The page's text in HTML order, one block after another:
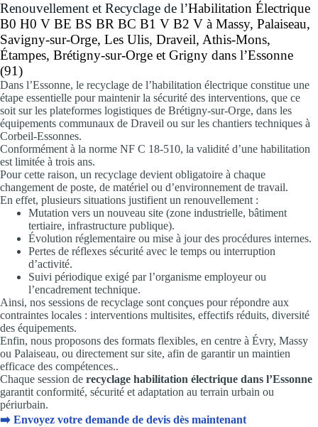
Renouvellement et Recyclage de l’Habilitation Électrique
B0 H0 V BE BS BR BC B1 V B2 V à Massy, Palaiseau,
Savigny-sur-Orge, Les Ulis, Draveil, Athis-Mons,
Étampes, Brétigny-sur-Orge et Grigny dans l’Essonne
(91)
Dans l’Essonne, le recyclage de l’habilitation électrique constitue une
étape essentielle pour maintenir la sécurité des interventions, que ce
soit sur les plateformes logistiques de Brétigny-sur-Orge, dans les
équipements communaux de Draveil ou sur les chantiers techniques à
Corbeil-Essonnes.
Conformément à la norme NF C 18-510, la validité d’une habilitation
est limitée à trois ans.
Pour cette raison, un recyclage devient obligatoire à chaque
changement de poste, de matériel ou d’environnement de travail.
En effet, plusieurs situations justifient un renouvellement :
Mutation vers un nouveau site (zone industrielle, bâtiment
tertiaire, infrastructure publique).
Évolution réglementaire ou mise à jour des procédures internes.
Pertes de réflexes sécurité avec le temps ou interruption
d’activité.
Suivi périodique exigé par l’organisme employeur ou
l’encadrement technique.
Ainsi, nos sessions de recyclage sont conçues pour répondre aux
contraintes locales : interventions multisites, effectifs réduits, diversité
des équipements.
Enfin, nous proposons des formats flexibles, en centre à Évry, Massy
ou Palaiseau, ou directement sur site, afin de garantir un maintien
efficace des compétences..
Chaque session de recyclage habilitation électrique dans l’Essonne
garantit conformité, sécurité et adaptation au terrain urbain ou
périurbain.
➡️ Envoyez votre demande de devis dès maintenant